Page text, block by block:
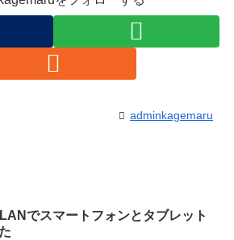
adminkagemaru
でスマートフォンとタブレット